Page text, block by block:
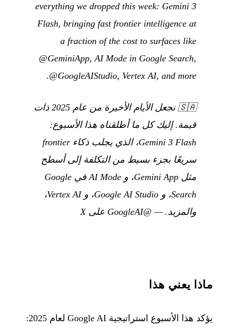
everything we dropped this week: Gemini 3
Flash, bringing fast frontier intelligence at
a fraction of the cost to surfaces like
@GeminiApp, AI Mode in Google Search,
@GoogleAIStudio, Vertex AI, and more.
🇸🇦
نجعل الأيام الأخيرة من عام 2025 ذات
قيمة. إليك كل ما أطلقناه هذا الأسبوع:
Gemini 3 Flash، الذي يجلب ذكاء frontier
سريعًا بجزء بسيط من التكلفة إلى أسطح
مثل Gemini App، و AI Mode في Google
Search، و Google AI Studio، و Vertex AI،
والمزيد. — @GoogleAI على X
ماذا يعني هذا
يؤكد هذا الأسبوع استراتيجية Google AI لعام 2025: